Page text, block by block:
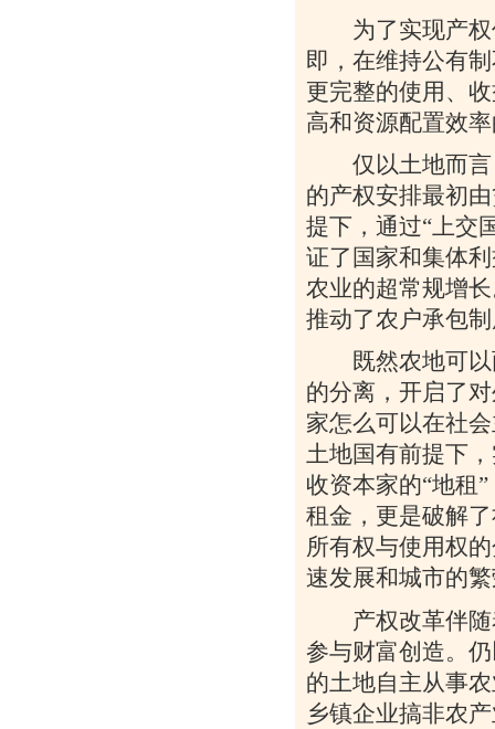
为了实现产权
即，在维持公有
更完整的使用、
高和资源配置效
仅以土地而言
的产权安排最初
提下，通过“上交
证了国家和集体
农业的超常规增
推动了农户承包
既然农地可以
的分离，开启了
家怎么可以在社
土地国有前提下
收资本家的“地租
租金，更是破解
所有权与使用权
速发展和城市的
产权改革伴随
参与财富创造。
的土地自主从事
乡镇企业搞非农